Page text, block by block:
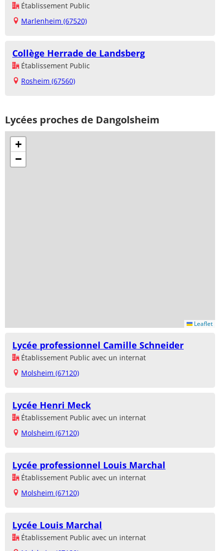
Établissement Public
Marlenheim (67520)
Collège Herrade de Landsberg
Établissement Public
Rosheim (67560)
Lycées proches de Dangolsheim
+
−
Leaflet
Lycée professionnel Camille Schneider
Établissement Public avec un internat
Molsheim (67120)
Lycée Henri Meck
Établissement Public avec un internat
Molsheim (67120)
Lycée professionnel Louis Marchal
Établissement Public avec un internat
Molsheim (67120)
Lycée Louis Marchal
Établissement Public avec un internat